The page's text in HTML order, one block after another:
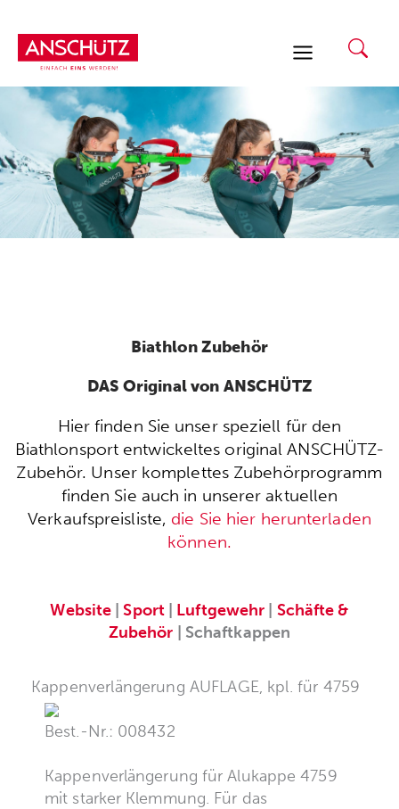
Inhalt
springen
Biathlon Zubehör
DAS Original von ANSCHÜTZ
Hier finden Sie unser speziell für den
Biathlonsport entwickeltes original ANSCHÜTZ-
Zubehör. Unser komplettes Zubehörprogramm
finden Sie auch in unserer aktuellen
Verkaufspreisliste, die Sie hier herunterladen
können.
Website |Sport| Luftgewehr
Schäfte &
Zubehör | Schaftkappen
Kappenverlängerung AUFLAGE, kpl. für 4759
Best.-Nr.: 008432
Kappenverlängerung für Alukappe 4759
mit starker Klemmung. Für das